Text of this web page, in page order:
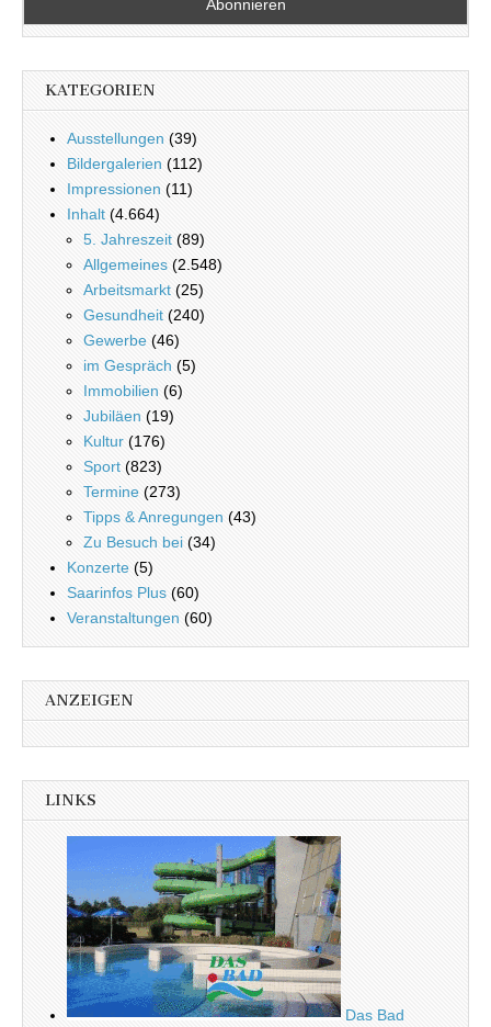
KATEGORIEN
Ausstellungen (39)
Bildergalerien (112)
Impressionen (11)
Inhalt (4.664)
5. Jahreszeit (89)
Allgemeines (2.548)
Arbeitsmarkt (25)
Gesundheit (240)
Gewerbe (46)
im Gespräch (5)
Immobilien (6)
Jubiläen (19)
Kultur (176)
Sport (823)
Termine (273)
Tipps & Anregungen (43)
Zu Besuch bei (34)
Konzerte (5)
Saarinfos Plus (60)
Veranstaltungen (60)
ANZEIGEN
LINKS
Das Bad